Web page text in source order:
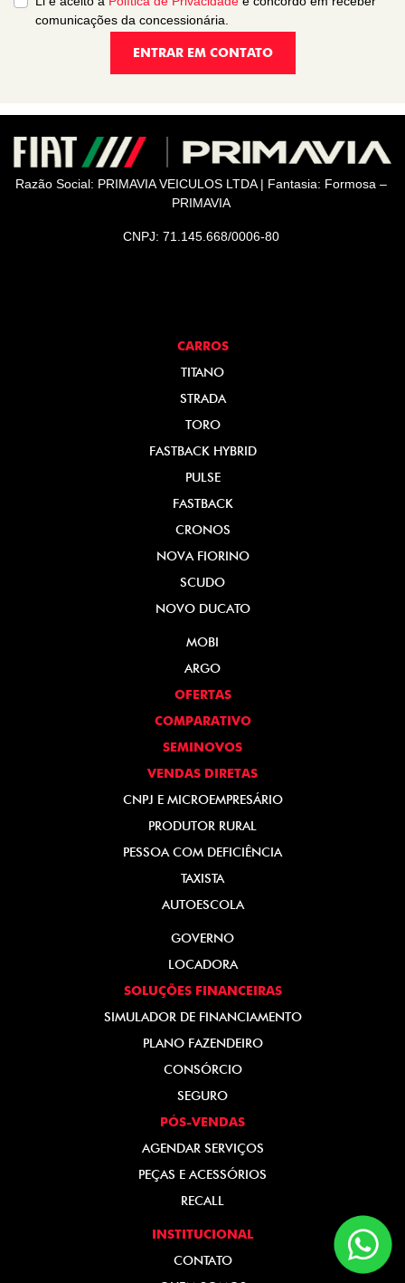
comunicações da concessionária.
ENTRAR EM CONTATO
Razão Social: PRIMAVIA VEICULOS LTDA | Fantasia: Formosa –
PRIMAVIA
CNPJ: 71.145.668/0006-80
CARROS
TITANO
STRADA
TORO
FASTBACK HYBRID
PULSE
FASTBACK
CRONOS
NOVA FIORINO
SCUDO
NOVO DUCATO
MOBI
ARGO
OFERTAS
COMPARATIVO
SEMINOVOS
VENDAS DIRETAS
CNPJ E MICROEMPRESÁRIO
PRODUTOR RURAL
PESSOA COM DEFICIÊNCIA
TAXISTA
AUTOESCOLA
GOVERNO
LOCADORA
SOLUÇÕES FINANCEIRAS
SIMULADOR DE FINANCIAMENTO
PLANO FAZENDEIRO
CONSÓRCIO
SEGURO
PÓS-VENDAS
AGENDAR SERVIÇOS
PEÇAS E ACESSÓRIOS
RECALL
INSTITUCIONAL
CONTATO